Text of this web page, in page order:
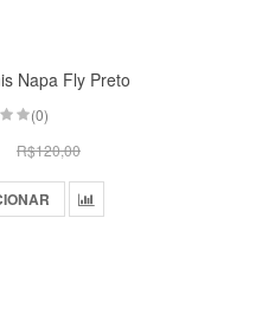
Napa Fly Preto
(0)
R$120,00